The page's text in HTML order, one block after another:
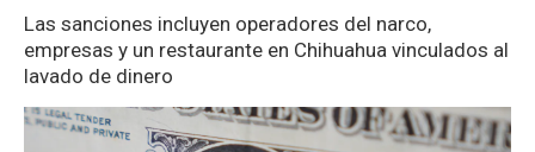
Las sanciones incluyen operadores del narco,
empresas y un restaurante en Chihuahua vinculados al
lavado de dinero